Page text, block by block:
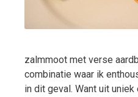
zalmmoot met verse
combinatie waar ik
in dit geval. Want uit uniek